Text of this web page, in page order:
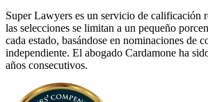
Super Lawyers es un servicio de calificación
las selecciones se limitan a un pequeño
cada estado, basándose en nominaciones de
independiente. El abogado Cardamone ha
años consecutivos.